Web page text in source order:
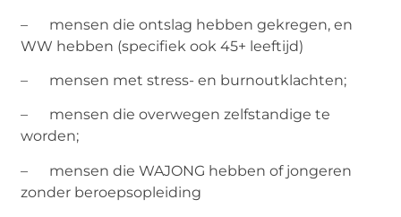
– mensen die ontslag hebben gekregen, en
WW hebben (specifiek ook 45+ leeftijd)
– mensen met stress- en burnoutklachten;
– mensen die overwegen zelfstandige te
worden;
– mensen die WAJONG hebben of jongeren
zonder beroepsopleiding